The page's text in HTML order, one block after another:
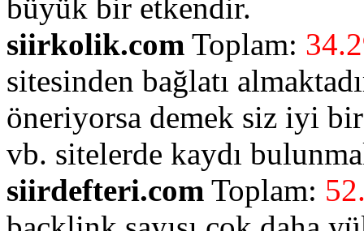
büyük bir etkendir.
siirkolik.com Toplam:
sitesinden bağlatı
öneriyorsa demek siz iyi
vb. sitelerde kaydı
siirdefteri.com Toplam: